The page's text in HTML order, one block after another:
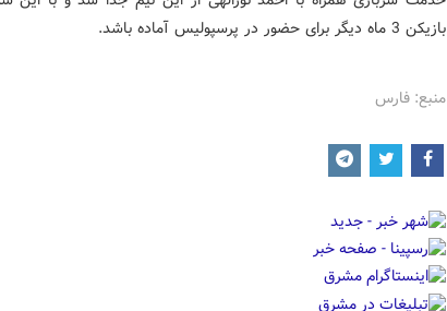
بازیکن 3 ماه دیگر برای حضور در پرسپولیس آماده باشد.
منبع: فارس